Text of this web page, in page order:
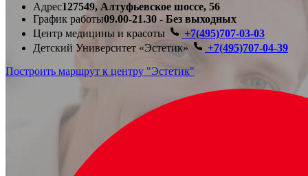
Адрес127549, Алтуфьевское шоссе, 56
График работы09.00-21.30 - Без выходных
Центр медицины и красоты
+7(495)707-03-03
Детский Университет «Эстетик»
+7(495)707-04-39
Построить маршрут к центру "Эстетик"